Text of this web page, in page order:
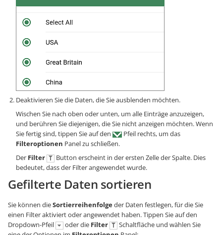
Deaktivieren Sie die Daten, die Sie ausblenden möchten.
Wischen Sie nach oben oder unten, um alle Einträge anzuzeigen,
und berühren Sie diejenigen, die Sie nicht anzeigen möchten. Wenn
Sie fertig sind, tippen Sie auf den
Pfeil rechts, um das
Filteroptionen Panel zu schließen.
Der Filter
Button erscheint in der ersten Zelle der Spalte. Dies
bedeutet, dass der Filter angewendet wurde.
Gefilterte Daten sortieren
Sie können dieSortierreihenfolgeder Daten festlegen, für die Sie
einen Filter aktiviert oder angewendet haben. Tippen Sie auf den
Dropdown-Pfeil
oder die Filter
Schaltfläche und wählen Sie